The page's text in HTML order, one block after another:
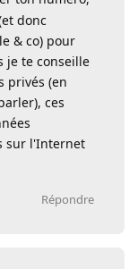
donc
& co) pour
je te conseille
privés (en
ces
sur l'Internet
Répondre